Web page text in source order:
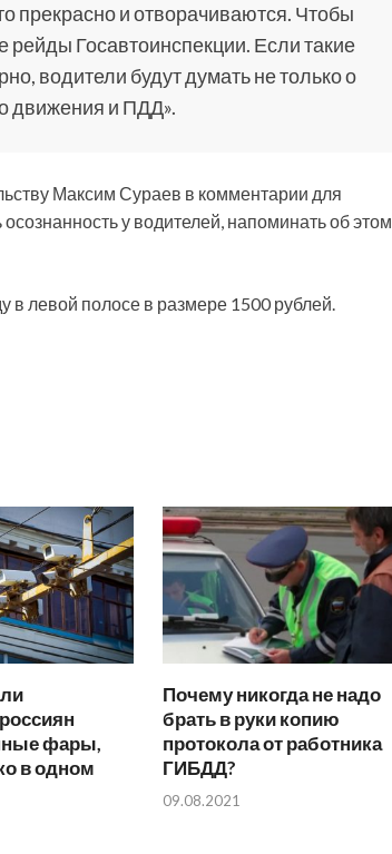
прекрасно и отворачиваются. Чтобы
Госавтоинспекции. Если такие
водители будут думать не только о
движения и ПДД».
Максим Сураев в комментарии для
у водителей, напоминать об этом
левой полосе в размере 1500 рублей.
фары,
в одном
Почему никогда не надо
брать в руки копию
протокола от работника
ГИБДД?
09.08.2021